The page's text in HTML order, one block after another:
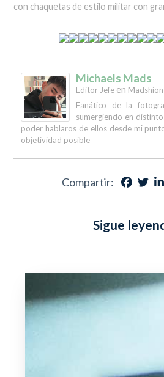
con chaquetas de estilo militar con
Michaels Mads
Editor Jefe en Madshion
Fanático de la
sumergiendo en
poder hablaros de ellos desde mi
objetividad posible
Compartir:
Sigue